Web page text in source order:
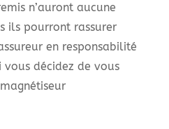
n’auront aucune
ils pourront rassurer
en responsabilité
décidez de vous